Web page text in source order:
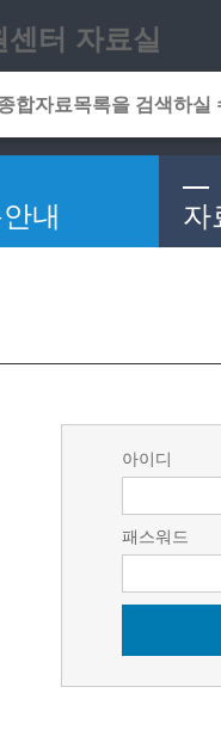
터 자료실
내 자
아이디
패스워드